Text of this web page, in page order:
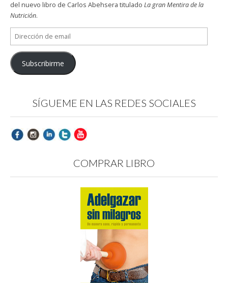
del nuevo libro de Carlos Abehsera titulado La gran Mentira de la
Nutrición.
Dirección
de
email
Subscribirme
SÍGUEME EN LAS REDES SOCIALES
COMPRAR LIBRO